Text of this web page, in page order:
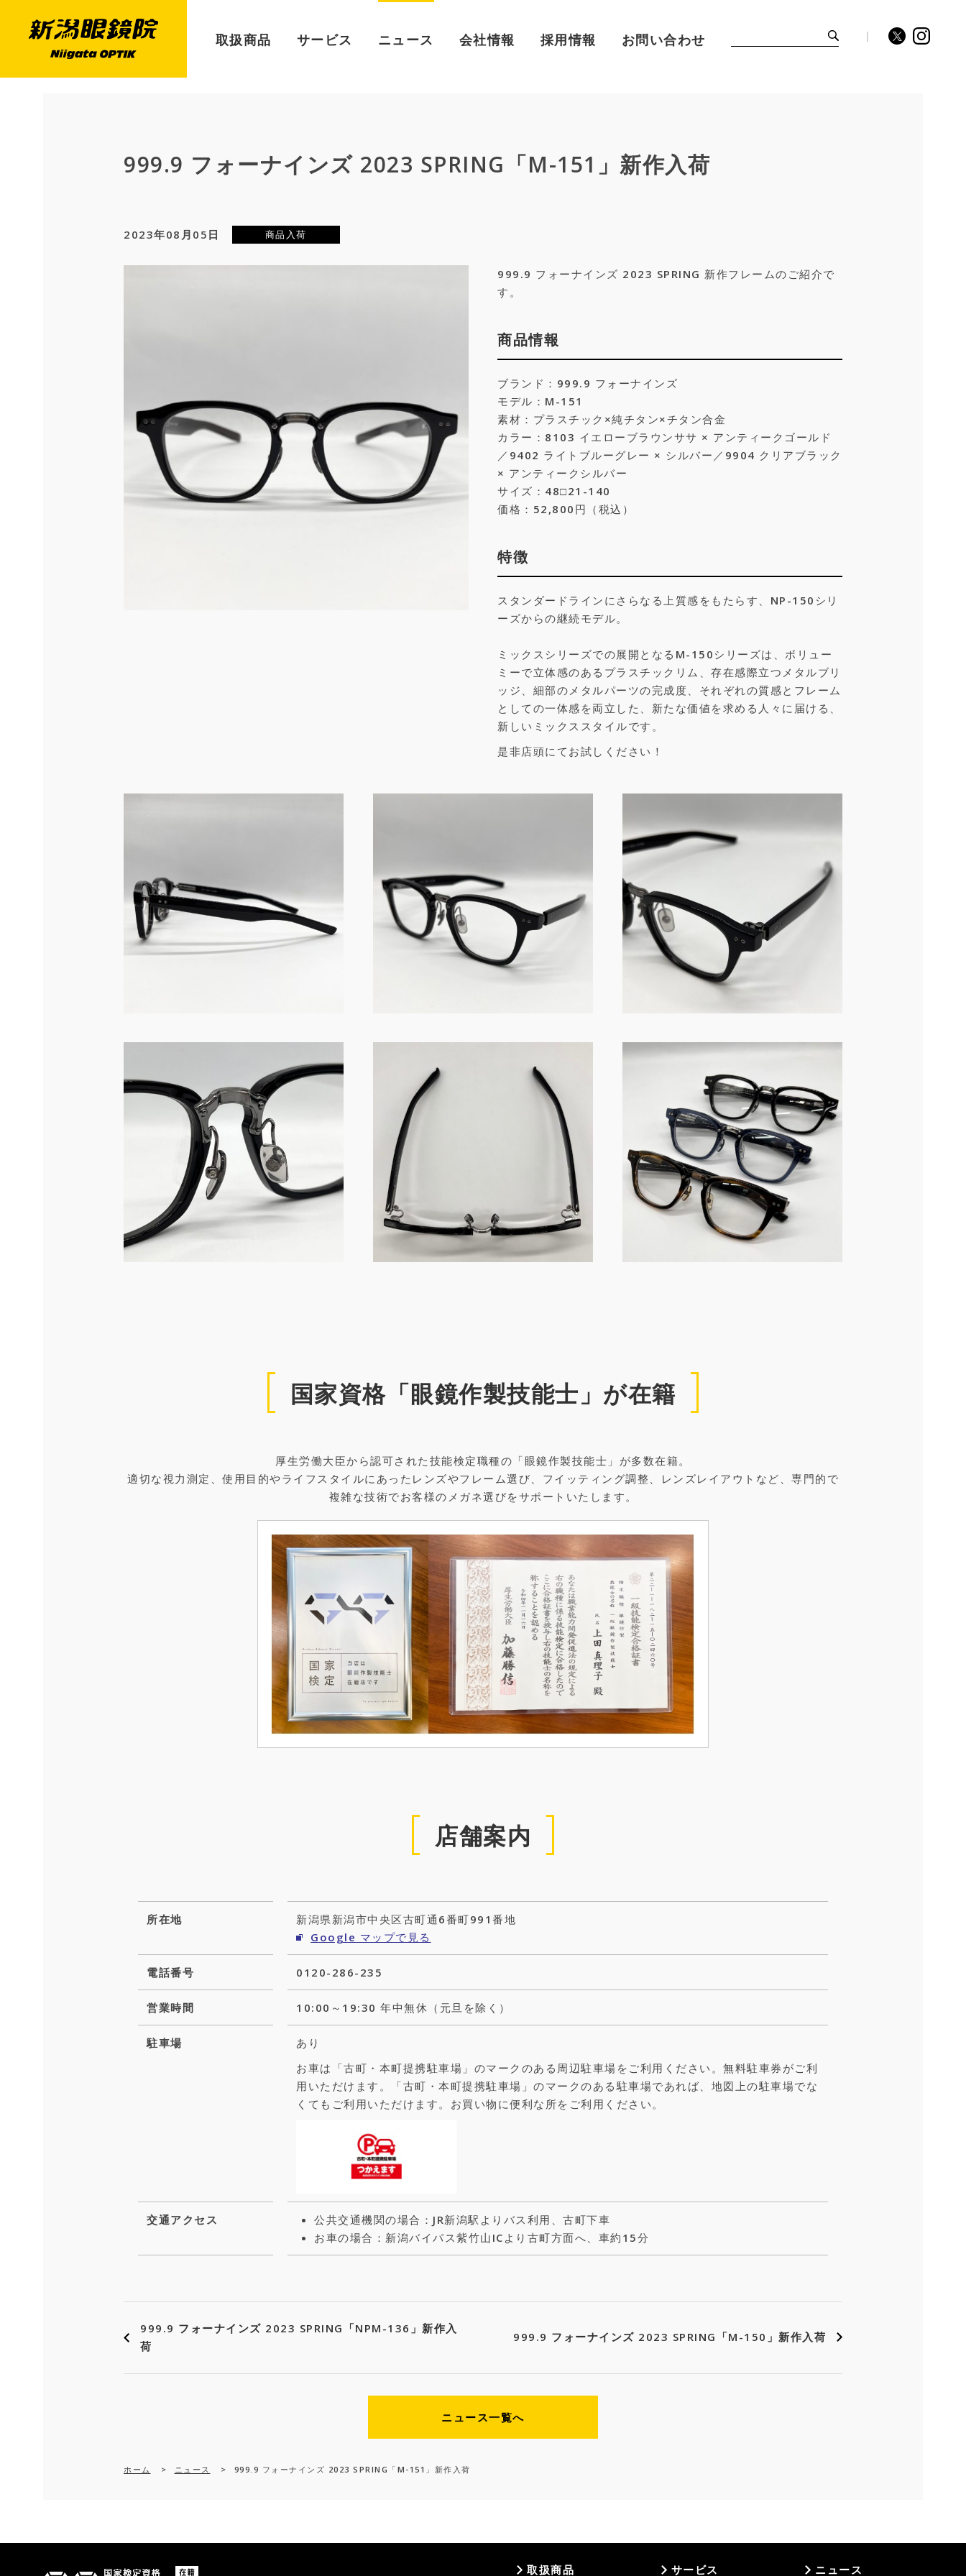
取扱商品 サービス ニュース 会社情報 採用情報 お問い合わせ
999.9 フォーナインズ 2023 SPRING「M-151」新作入荷
2023年08月05日 商品入荷
999.9 フォーナインズ 2023 SPRING 新作フレームのご紹介で
す。
商品情報
ブランド：999.9 フォーナインズ
モデル：M-151
素材：プラスチック×純チタン×チタン合金
カラー：8103 イエローブラウンササ × アンティークゴールド
／9402 ライトブルーグレー × シルバー／9904 クリアブラック
× アンティークシルバー
サイズ：48□21-140
価格：52,800円（税込）
特徴
スタンダードラインにさらなる上質感をもたらす、NP-150シリ
ーズからの継続モデル。
ミックスシリーズでの展開となるM-150シリーズは、ボリュー
ミーで立体感のあるプラスチックリム、存在感際立つメタルブリ
ッジ、細部のメタルパーツの完成度、それぞれの質感とフレーム
としての一体感を両立した、新たな価値を求める人々に届ける、
新しいミックススタイルです。
是非店頭にてお試しください！
国家資格「眼鏡作製技能士」が在籍
厚生労働大臣から認可された技能検定職種の「眼鏡作製技能士」が多数在籍。
適切な視力測定、使用目的やライフスタイルにあったレンズやフレーム選び、フイッティング調整、レンズレイアウトなど、専門的で
複雑な技術でお客様のメガネ選びをサポートいたします。
店舗案内
所在地
新潟県新潟市中央区古町通6番町991番地
Google マップで見る
電話番号 0120-286-235
営業時間 10:00～19:30 年中無休（元旦を除く）
駐車場
あり
お車は「古町・本町提携駐車場」のマークのある周辺駐車場をご利用ください。無料駐車券がご利
用いただけます。「古町・本町提携駐車場」のマークのある駐車場であれば、地図上の駐車場でな
くてもご利用いただけます。お買い物に便利な所をご利用ください。
交通アクセス
公共交通機関の場合：JR新潟駅よりバス利用、古町下車
お車の場合：新潟バイパス紫竹山ICより古町方面へ、車約15分
999.9 フォーナインズ 2023 SPRING「NPM-136」新作入
荷
999.9 フォーナインズ 2023 SPRING「M-150」新作入荷
ニュース一覧へ
ホーム > ニュース > 999.9 フォーナインズ 2023 SPRING「M-151」新作入荷
取扱商品 サービス ニュース